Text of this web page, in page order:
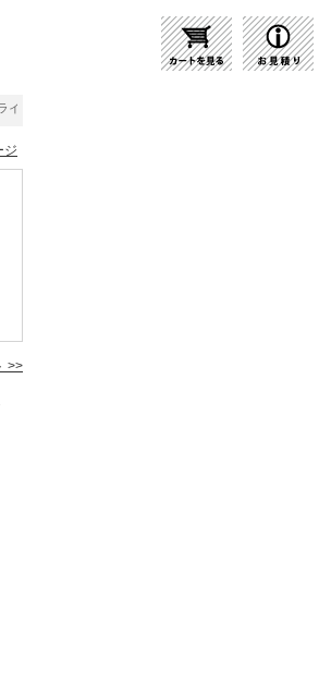
| 商品紹介 | 照明器具の通販・インテリア照明
ジ
>>